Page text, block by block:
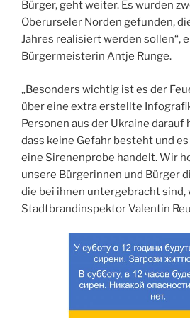
Bürger, geht weiter. Es wurden
Oberurseler Norden gefunden,
Jahres realisiert werden sollen“,
Bürgermeisterin Antje Runge.
„Besonders wichtig ist es der
über eine extra erstellte
Personen aus der Ukraine
dass keine Gefahr besteht und
eine Sirenenprobe handelt. Wir
unsere Bürgerinnen und Bürger
die bei ihnen untergebracht sind,
Stadtbrandinspektor Valentin